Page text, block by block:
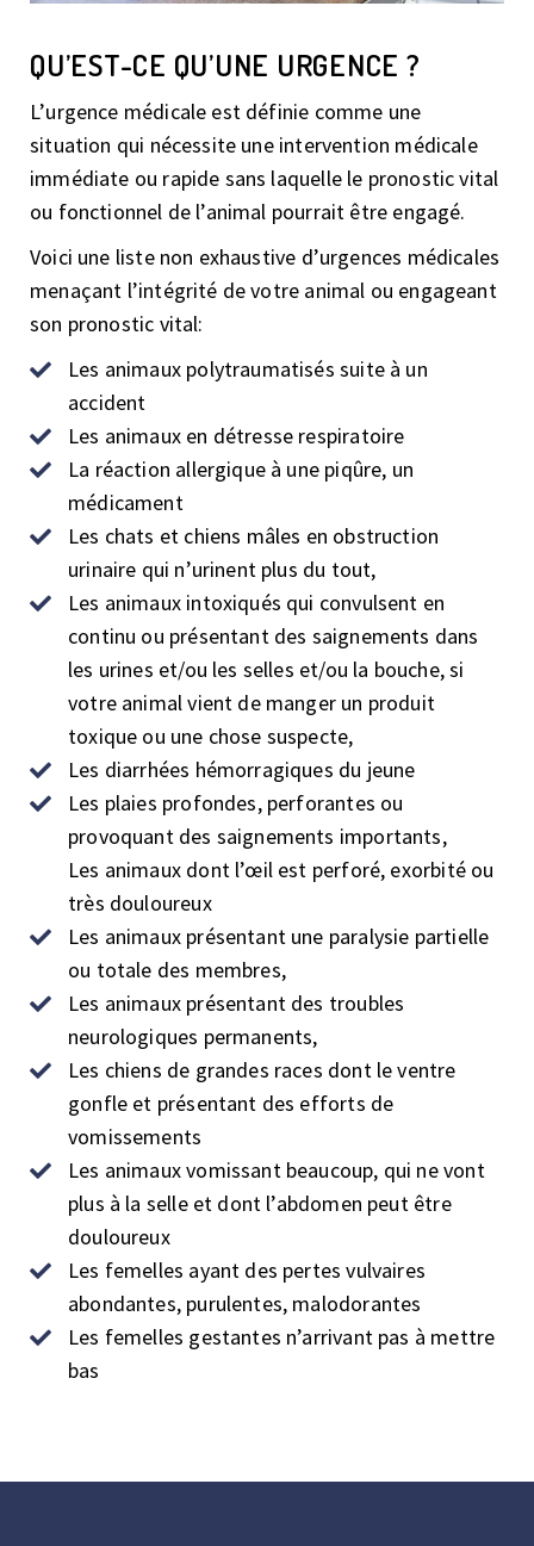
QU’EST-CE QU’UNE URGENCE ?
L’urgence médicale est définie comme une
situation qui nécessite une intervention médicale
immédiate ou rapide sans laquelle le pronostic vital
ou fonctionnel de l’animal pourrait être engagé.
Voici une liste non exhaustive d’urgences médicales
menaçant l’intégrité de votre animal ou engageant
son pronostic vital:
Les animaux polytraumatisés suite à un
accident
Les animaux en détresse respiratoire
La réaction allergique à une piqûre, un
médicament
Les chats et chiens mâles en obstruction
urinaire qui n’urinent plus du tout,
Les animaux intoxiqués qui convulsent en
continu ou présentant des saignements dans
les urines et/ou les selles et/ou la bouche, si
votre animal vient de manger un produit
toxique ou une chose suspecte,
Les diarrhées hémorragiques du jeune
Les plaies profondes, perforantes ou
provoquant des saignements importants,
Les animaux dont l’œil est perforé, exorbité ou
très douloureux
Les animaux présentant une paralysie partielle
ou totale des membres,
Les animaux présentant des troubles
neurologiques permanents,
Les chiens de grandes races dont le ventre
gonfle et présentant des efforts de
vomissements
Les animaux vomissant beaucoup, qui ne vont
plus à la selle et dont l’abdomen peut être
douloureux
Les femelles ayant des pertes vulvaires
abondantes, purulentes, malodorantes
Les femelles gestantes n’arrivant pas à mettre
bas